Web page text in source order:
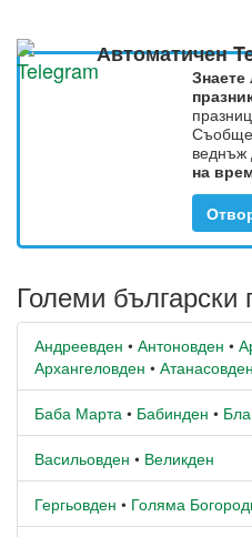
Автоматичен
Знаете
веднъж
на
Големи български
Андреевден • Антоновден •
Архангеловден • Атанасовден
Баба Марта • Бабинден •
Васильовден • Великден
Гергьовден • Голяма